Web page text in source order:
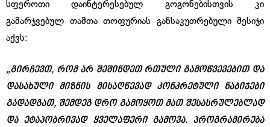
სფეროთი დაინტერესებულ გოგონებისთვის კი
გამარჯვებულ თამთა თოფურიას განსაკუთრებული მესიჯი
აქვს:
„გირჩევთ, რომ არ შეშინდეთ რთული გამოწვევებით და
დასახული მიზნის მისაღწევად კონკრეტული ნაბიჯები
გადადგათ, შემდეგ დრო გამოყოთ მათ შესასრულებლად
და ეტაპობრივად ყველაფერი გამოვა. პროგრამირება